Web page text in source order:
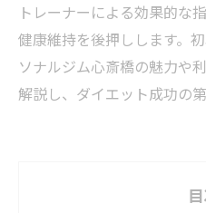
トレーナーによる効果的な
健康維持を後押しします。
ソナルジム心斎橋の魅力や
解説し、ダイエット成功の